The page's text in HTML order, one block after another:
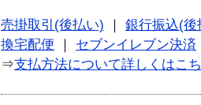
売掛取引(後払い)
銀行振込(後
換宅配便
セブンイレブン決済
⇒支払方法について詳しくはこ